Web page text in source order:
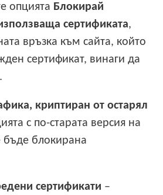
опцията Блокирай
сертификата,
връзка към сайта, който
сертификат, винаги да
криптиран от остарял
с по-старата версия на
бъде блокирана
сертификати –